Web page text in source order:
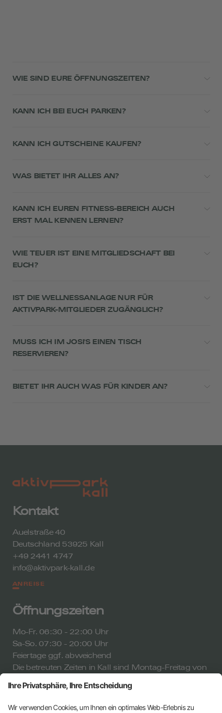
WIE SIND EURE ÖFFNUNGSZEITEN?
KANN ICH BEI EUCH PARKEN?
KANN ICH GUTSCHEINE KAUFEN?
WAS BIETET IHR ALLES AN?
KANN ICH EUREN FITNESS-BEREICH AUCH
ERST MAL KENNEN LERNEN?
WIE TEUER IST EINE MITGLIEDSCHAFT BEI
EUCH?
IST DIE WELLNESSANLAGE NUR FÜR
AKTIVPARK-MITGLIEDER ZUGÄNGLICH?
MUSS ICH IM JOSI'S EINEN TISCH
RESERVIEREN?
BIETET IHR AUCH WAS FÜR KINDER AN?
Kontakt
Auelstraße 40
Deutschland 53925 Kall
+49 2441 4747
info@aktivpark-kall.de
ANREISE
Öffnungszeiten
Mo-Fr. 06:30 - 22:00 Uhr
Sa-So. 07:30 - 20:00 Uhr
Feiertage ggf. abweichend
Die betreuten Zeiten in Kall sind Montag-Freitag von
15:00 Uhr.
ALLE ÖFFNUNGSZEITEN